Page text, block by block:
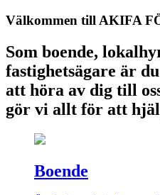
Välkommen till AKIFA
Som boende,
fastighetsägare är
att höra av dig till
gör vi allt för att
Boende